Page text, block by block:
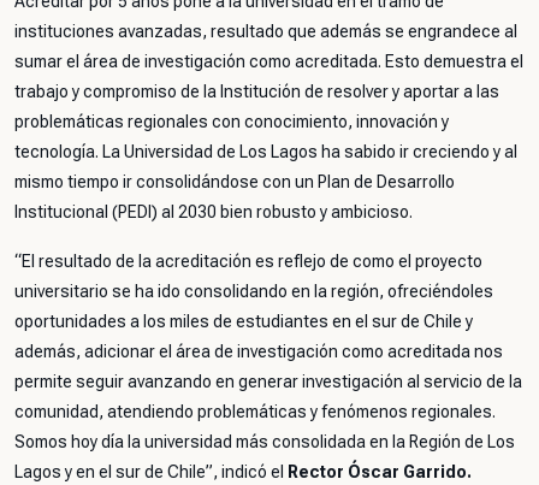
instituciones avanzadas, resultado que además se engrandece al
sumar el área de investigación como acreditada. Esto demuestra el
trabajo y compromiso de la Institución de resolver y aportar a las
problemáticas regionales con conocimiento, innovación y
tecnología. La Universidad de Los Lagos ha sabido ir creciendo y al
mismo tiempo ir consolidándose con un Plan de Desarrollo
Institucional (PEDI) al 2030 bien robusto y ambicioso.
“El resultado de la acreditación es reflejo de como el proyecto
universitario se ha ido consolidando en la región, ofreciéndoles
oportunidades a los miles de estudiantes en el sur de Chile y
además, adicionar el área de investigación como acreditada nos
permite seguir avanzando en generar investigación al servicio de la
comunidad, atendiendo problemáticas y fenómenos regionales.
Somos hoy día la universidad más consolidada en la Región de Los
Lagos y en el sur de Chile”, indicó el Rector Óscar Garrido.